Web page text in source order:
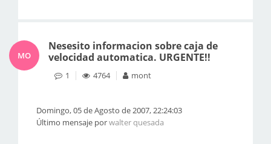
MO
Nesesito informacion sobre caja de
velocidad automatica. URGENTE!!
1 4764 mont
Domingo, 05 de Agosto de 2007, 22:24:03
Último mensaje porwalter quesada